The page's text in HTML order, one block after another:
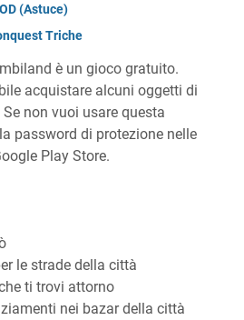
(Astuce)
Triche
è un gioco gratuito.
acquistare alcuni oggetti di
non vuoi usare questa
password di protezione nelle
Play Store.
le strade della città
ti trovi attorno
nei bazar della città